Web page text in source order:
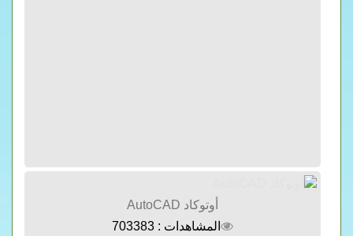
أوتوكاد AutoCAD
المشاهدات : 703383